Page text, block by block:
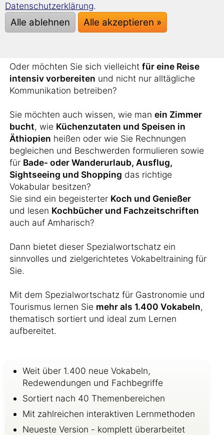
Sie planen, für einige Zeit ins Ausland zu gehen
und dort imService- oder Küchenbereich
Oder möchten Sie sich vielleicht für eine Reise
intensiv vorbereiten und nicht nur alltägliche
Kommunikation betreiben?
Sie möchten auch wissen, wie man ein Zimmer
bucht, wie Küchenzutaten und Speisen in
Äthiopien heißen oder wie Sie Rechnungen
begleichen und Beschwerden formulieren sowie
für Bade- oder Wanderurlaub, Ausflug,
Sightseeing und Shopping das richtige
Vokabular besitzen?
Sie sind ein begeisterter Koch und Genießer
und lesen Kochbücher und Fachzeitschriften
auch auf Amharisch?
Dann bietet dieser Spezialwortschatz ein
sinnvolles und zielgerichtetes Vokabeltraining für
Sie.
Mit dem Spezialwortschatz für Gastronomie und
Tourismus lernen Sie mehr als 1.400 Vokabeln,
thematisch sortiert und ideal zum Lernen
aufbereitet.
Weit über 1.400 neue Vokabeln,
Redewendungen und Fachbegriffe
Sortiert nach 40 Themenbereichen
Mit zahlreichen interaktiven Lernmethoden
Neueste Version - komplett überarbeitet
Datenschutzerklärung.
Alle ablehnen Alle akzeptieren »